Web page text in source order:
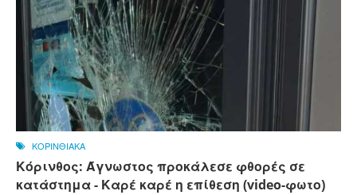
ΚΟΡΙΝΘΙΑΚΑ
Κόρινθος: Άγνωστος προκάλεσε φθορές σε
κατάστημα - Καρέ καρέ η επίθεση (video-φωτο)